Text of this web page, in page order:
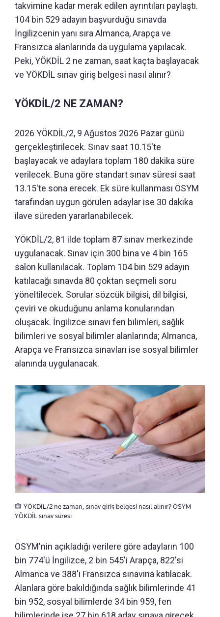
takvimine kadar merak edilen ayrıntıları paylaştı.
104 bin 529 adayın başvurduğu sınavda
İngilizcenin yanı sıra Almanca, Arapça ve
Fransızca alanlarında da uygulama yapılacak.
Peki, YÖKDİL 2 ne zaman, saat kaçta başlayacak
ve YÖKDİL sınav giriş belgesi nasıl alınır?
YÖKDİL/2 NE ZAMAN?
2026 YÖKDİL/2, 9 Ağustos 2026 Pazar günü
gerçekleştirilecek. Sınav saat 10.15'te
başlayacak ve adaylara toplam 180 dakika süre
verilecek. Buna göre standart sınav süresi saat
13.15'te sona erecek. Ek süre kullanması ÖSYM
tarafından uygun görülen adaylar ise 30 dakika
ilave süreden yararlanabilecek.
YÖKDİL/2, 81 ilde toplam 87 sınav merkezinde
uygulanacak. Sınav için 300 bina ve 4 bin 165
salon kullanılacak. Toplam 104 bin 529 adayın
katılacağı sınavda 80 çoktan seçmeli soru
yöneltilecek. Sorular sözcük bilgisi, dil bilgisi,
çeviri ve okuduğunu anlama konularından
oluşacak. İngilizce sınavı fen bilimleri, sağlık
bilimleri ve sosyal bilimler alanlarında; Almanca,
Arapça ve Fransızca sınavları ise sosyal bilimler
alanında uygulanacak.
YÖKDİL/2 ne zaman, sınav giriş belgesi nasıl alınır? ÖSYM
YÖKDİL sınav süresi
ÖSYM'nin açıkladığı verilere göre adayların 100
bin 774'ü İngilizce, 2 bin 545'i Arapça, 822'si
Almanca ve 388'i Fransızca sınavına katılacak.
Alanlara göre bakıldığında sağlık bilimlerinde 41
bin 952, sosyal bilimlerde 34 bin 959, fen